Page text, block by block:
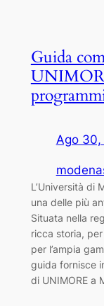
Guida
Ago
L’Università di
una delle più
Situata nella
ricca storia,
per l’ampia
guida fornisce
di UNIMORE a